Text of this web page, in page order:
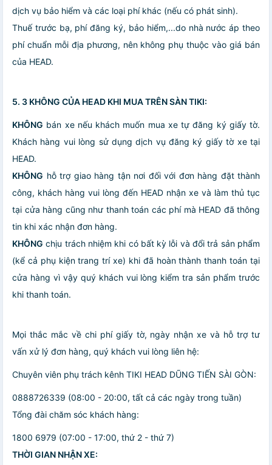
dịch vụ bảo hiểm và các loại phí khác (nếu có phát sinh).
Thuế trước bạ, phí đăng ký, bảo hiểm,...do nhà nước áp theo
phí chuẩn mỗi địa phương, nên không phụ thuộc vào giá bán
của HEAD.
5. 3 KHÔNG CỦA HEAD KHI MUA TRÊN SÀN TIKI:
KHÔNG bán xe nếu khách muốn mua xe tự đăng ký giấy tờ.
Khách hàng vui lòng sử dụng dịch vụ đăng ký giấy tờ xe tại
HEAD.
KHÔNG hỗ trợ giao hàng tận nơi đối với đơn hàng đặt thành
công, khách hàng vui lòng đến HEAD nhận xe và làm thủ tục
tại cửa hàng cũng như thanh toán các phí mà HEAD đã thông
tin khi xác nhận đơn hàng.
KHÔNG chịu trách nhiệm khi có bất kỳ lỗi và đổi trả sản phẩm
(kể cả phụ kiện trang trí xe) khi đã hoàn thành thanh toán tại
cửa hàng vì vậy quý khách vui lòng kiểm tra sản phẩm trước
khi thanh toán.
Mọi thắc mắc về chi phí giấy tờ, ngày nhận xe và hỗ trợ tư
vấn xử lý đơn hàng, quý khách vui lòng liên hệ:
Chuyên viên phụ trách kênh TIKI HEAD DŨNG TIẾN SÀI GÒN:
0888726339 (08:00 - 20:00, tất cả các ngày trong tuần)
Tổng đài chăm sóc khách hàng:
1800 6979 (07:00 - 17:00, thứ 2 - thứ 7)
THỜI GIAN NHẬN XE: